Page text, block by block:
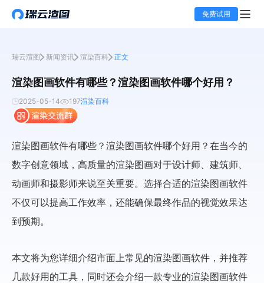
免费试用
瑞云渲图 新闻资讯 渲染百科 正文
渲染图画软件有哪些？渲染图画软件哪个好用？
2025-05-14 197渲染百科
渲染图画软件有哪些？渲染图画软件哪个好用？在当今的
数字创意领域，高质量的渲染图画对于设计师、建筑师、
动画师和摄影师来说至关重要。选择合适的渲染图画软件
不仅可以提高工作效率，还能确保最终作品的视觉效果达
到预期。
本文将为您详细介绍市面上常见的渲染图画软件，并推荐
几款好用的工具，同时还会介绍一款专业的渲染图画软件